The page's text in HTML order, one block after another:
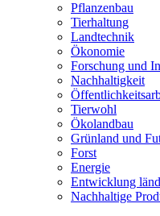
Pflanzenbau
Tierhaltung
Landtechnik
Ökonomie
Forschung und
Nachhaltigkeit
Tierwohl
Ökolandbau
Grünland und
Forst
Energie
Entwicklung
Nachhaltige